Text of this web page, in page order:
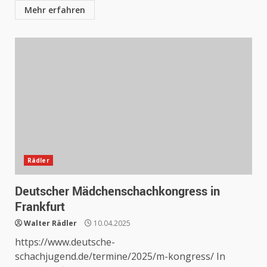
Mehr erfahren
Rädler
Deutscher Mädchenschachkongress in
Frankfurt
Walter Rädler 10.04.2025
https://www.deutsche-
schachjugend.de/termine/2025/m-kongress/ In